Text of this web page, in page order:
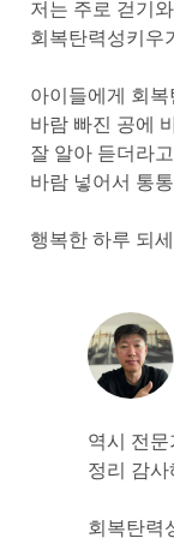
저는 주로 걷기
회복탄력성키우
아이들에게 회
바람 빠진 공에
잘 알아 듣더라
바람 넣어서 통
행복한 하루 되
역시 전
정리 감사
회복탄력